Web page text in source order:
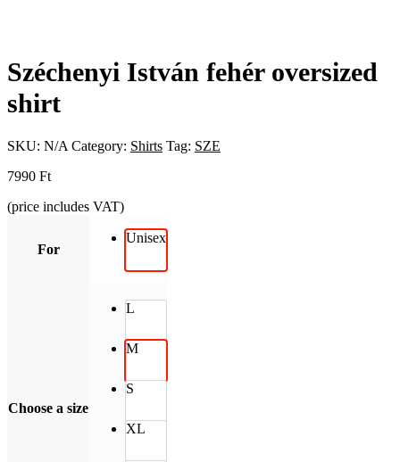
Széchenyi István fehér oversized
shirt
SKU: N/A Category: Shirts Tag: SZE
7990 Ft
(price includes VAT)
For
Unisex
Choose a size
L
M
S
XL